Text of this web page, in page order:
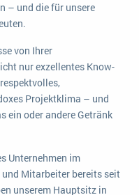
– und die für unsere
von Ihrer
nur exzellentes Know-
Projektklima – und
ein oder andere Getränk
Unternehmen im
Mitarbeiter bereits seit
unserem Hauptsitz in